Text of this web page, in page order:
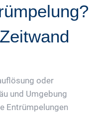
oder
und Umgebung
Entrümpelungen